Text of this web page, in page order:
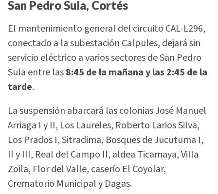
San Pedro Sula, Cortés
El mantenimiento general del circuito CAL-L296,
conectado a la subestación Calpules, dejará sin
servicio eléctrico a varios sectores de San Pedro
Sula entre las8:45 de la mañana y las 2:45 de la
tarde.
La suspensión abarcará las colonias José Manuel
Arriaga I y II, Los Laureles, Roberto Larios Silva,
Los Prados I, Sitradima, Bosques de Jucutuma I,
II y III, Real del Campo II, aldea Ticamaya, Villa
Zoila, Flor del Valle, caserío El Coyolar,
Crematorio Municipal y Dagas.